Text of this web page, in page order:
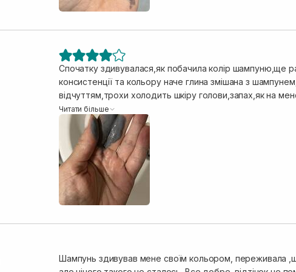
Спочатку здивувалася,як побачила колір шампуню,ще
консистенції та кольору наче глина змішана з
відчуттям,трохи холодить шкіру голови,запах,як на
після пілінгу,після змивання волосся трохи
плотнішим,густішим,розсипчатим,мені не вистачило
гарний.
Читати більше
Шампунь здивував мене своїм кольором, переживала